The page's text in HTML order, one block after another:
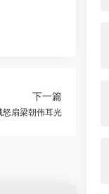
下一篇
怒扇梁朝伟耳光